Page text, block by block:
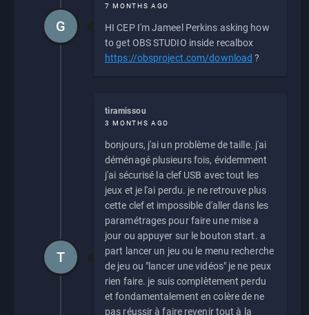
7 MONTHS AGO
HI CEP I'm Jameel Perkins asking how
to get OBS STUDIO inside recalbox
https://obsproject.com/download ?
G
tiramissou
3 MONTHS AGO
bonjours, j'ai un problème de taille. j'ai
déménagé plusieurs fois, évidemment
j'ai sécurisé la clef USB avec tout les
jeux et je l'ai perdu. je ne retrouve plus
cette clef et impossible d'aller dans les
paramétrages pour faire une mise a
jour ou appuyer sur le bouton start. a
part lancer un jeu ou le menu recherche
de jeu ou "lancer une vidéos" je ne peux
rien faire. je suis complètement perdu
et fondamentalement en colère de ne
pas réussir à faire revenir tout à la
T